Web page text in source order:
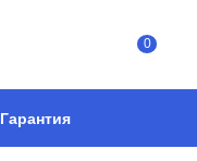
0
Гарантия